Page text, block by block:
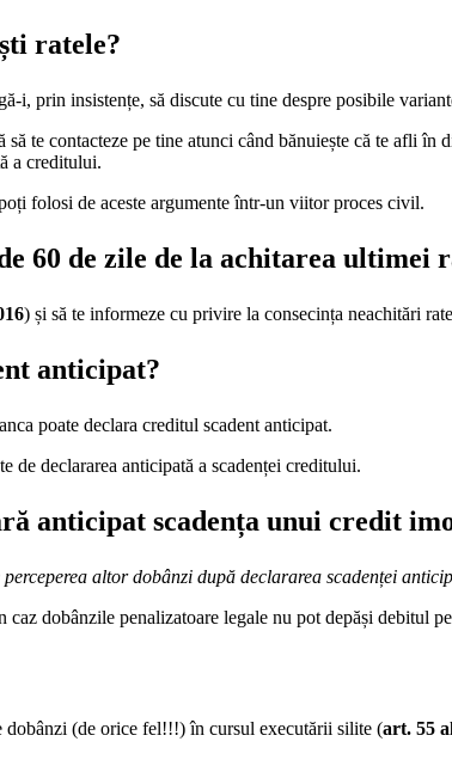
ratele?
i, prin insistențe, să discute cu tine despre posibile
te contacteze pe tine atunci când bănuiește că te afli în
a creditului.
folosi de aceste argumente într-un viitor proces civil.
60 de zile de la achitarea ultimei
) și să te informeze cu privire la consecința neachitări
anticipat?
poate declara creditul scadent anticipat.
de declararea anticipată a scadenței creditului.
anticipat scadența unui credit
perceperea altor dobânzi după declararea scadenței
caz dobânzile penalizatoare legale nu pot depăși debitul
(de orice fel!!!) în cursul executării silite (art. 55